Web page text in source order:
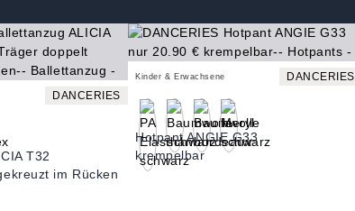
DANCERIES
T32
im Rücken
Kinder & Erwachsene DANCERIES
Hotpant ANGIE G33
krempelbar